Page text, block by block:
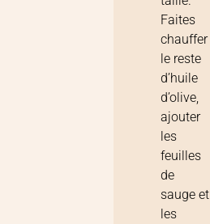
Faites
chauffer
le reste
d’huile
d’olive,
ajouter
les
feuilles
de
sauge et
les